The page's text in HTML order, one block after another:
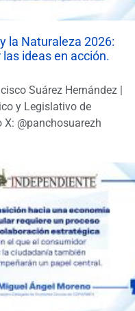
la Naturaleza 2026:
ideas en acción.
Suárez Hernández |
y Legislativo de
X: @panchosuarezh